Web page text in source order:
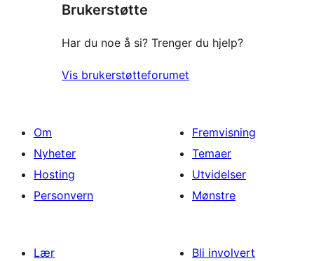
Brukerstøtte
Har du noe å si? Trenger du hjelp?
Vis brukerstøtteforumet
Om
Nyheter
Hosting
Personvern
Fremvisning
Temaer
Utvidelser
Mønstre
Lær
Bli involvert